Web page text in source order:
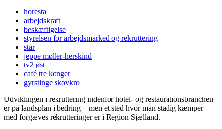
horesta
arbejdskraft
beskæftigelse
styrelsen for arbejdsmarked og rekruttering
star
jeppe møller-herskind
tv2 øst
café tre konger
gyrstinge skovkro
Udviklingen i rekruttering indenfor hotel- og restaurationsbranchen
er på landsplan i bedring – men et sted hvor man stadig kæmper
med forgæves rekrutteringer er i Region Sjælland.